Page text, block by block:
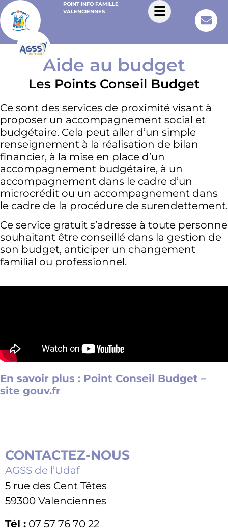
POINT INFO FAMILLE
VALENCIENNES
Aide au budget
Les Points Conseil Budget
Ce sont des services de proximité visant à
proposer un accompagnement social et
budgétaire. Cela peut aller d’un simple
renseignement à la réalisation de bilan
financier, à la mise en place d’un
accompagnement budgétaire, à un
accompagnement dans le cadre d’un
microcrédit ou un accompagnement dans
le cadre de la procédure de surendettement.
Ce service gratuit s’adresse à toute personne
souhaitant être conseillé dans la gestion de
son budget, anticiper un changement
familial ou professionnel.
En savoir plus : Point Conseil Budget –
site gouv.fr
CONTACTEZ-NOUS
AGSS de l’Udaf
5 rue des Cent Têtes
59300 Valenciennes
Tél : 07 57 76 70 22